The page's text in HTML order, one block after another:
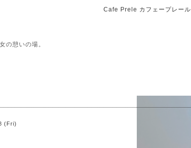
Cafe Prele カフェープレール
の憩いの場。
(Fri)